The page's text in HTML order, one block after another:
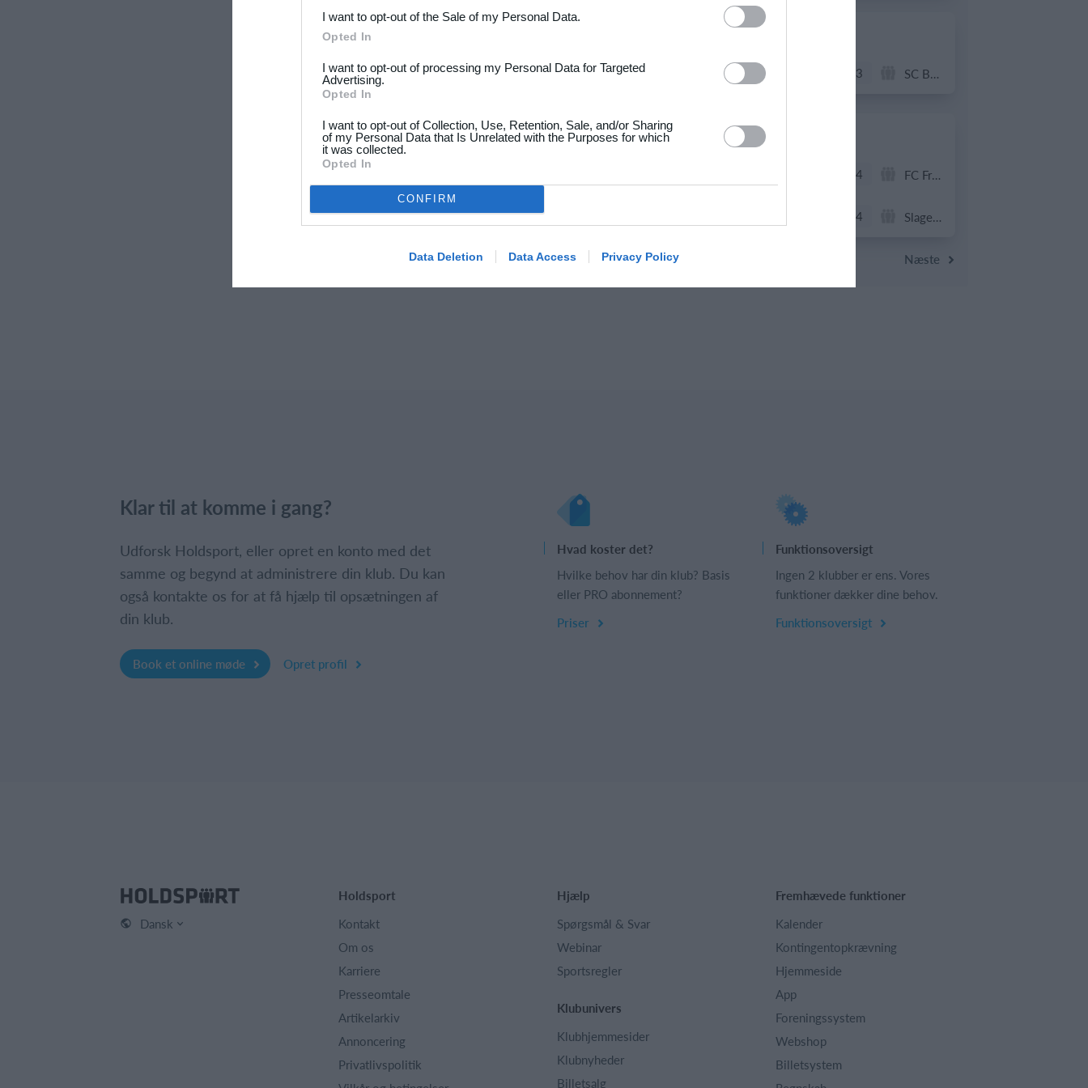
I want to opt-out of the Sale of my Personal Data.
Opted In
I want to opt-out of processing my Personal Data for Targeted
Advertising.
Opted In
I want to opt-out of Collection, Use, Retention, Sale, and/or Sharing
of my Personal Data that Is Unrelated with the Purposes for which
it was collected.
Opted In
CONFIRM
Data Deletion Data Access Privacy Policy
3 SC Boca Vista
19. juni
4 FC Frederikberg
4 Slagelse B&I
Næste
Klar til at komme i gang?
Udforsk Holdsport, eller opret en konto med det
samme og begynd at administrere din klub. Du kan
også kontakte os for at få hjælp til opsætningen af
din klub.
Book et online møde Opret profil
Hvad koster det?
Hvilke behov har din klub? Basis
eller PRO abonnement?
Priser
Funktionsoversigt
Ingen 2 klubber er ens. Vores
funktioner dækker dine behov.
Funktionsoversigt
Dansk
Holdsport
Kontakt
Om os
Karriere
Presseomtale
Artikelarkiv
Annoncering
Privatlivspolitik
Hjælp
Spørgsmål & Svar
Webinar
Sportsregler
Klubunivers
Klubhjemmesider
Klubnyheder
Billetsalg
Fremhævede funktioner
Kalender
Kontingentopkrævning
Hjemmeside
App
Foreningssystem
Webshop
Billetsystem